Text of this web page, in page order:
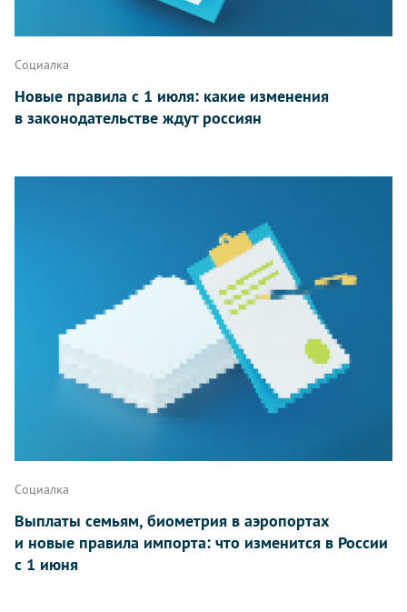
Социалка
Новые правила с 1 июля: какие изменения
в законодательстве ждут россиян
Социалка
Выплаты семьям, биометрия в аэропортах
и новые правила импорта: что изменится в России
с 1 июня